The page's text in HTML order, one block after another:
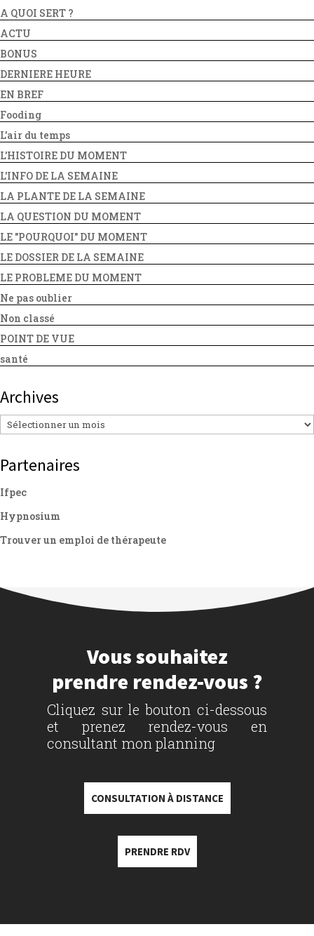
A QUOI SERT ?
ACTU
BONUS
DERNIERE HEURE
EN BREF
Fooding
L'air du temps
L'HISTOIRE DU MOMENT
L'INFO DE LA SEMAINE
LA PLANTE DE LA SEMAINE
LA QUESTION DU MOMENT
LE "POURQUOI" DU MOMENT
LE DOSSIER DE LA SEMAINE
LE PROBLEME DU MOMENT
Ne pas oublier
Non classé
POINT DE VUE
santé
Archives
Archives
Partenaires
Ifpec
Hypnosium
Trouver un emploi de thérapeute
Vous souhaitez
prendre rendez-vous ?
Cliquez sur le bouton ci-dessous
et prenez rendez-vous en
consultant mon planning
CONSULTATION À DISTANCE
PRENDRE RDV